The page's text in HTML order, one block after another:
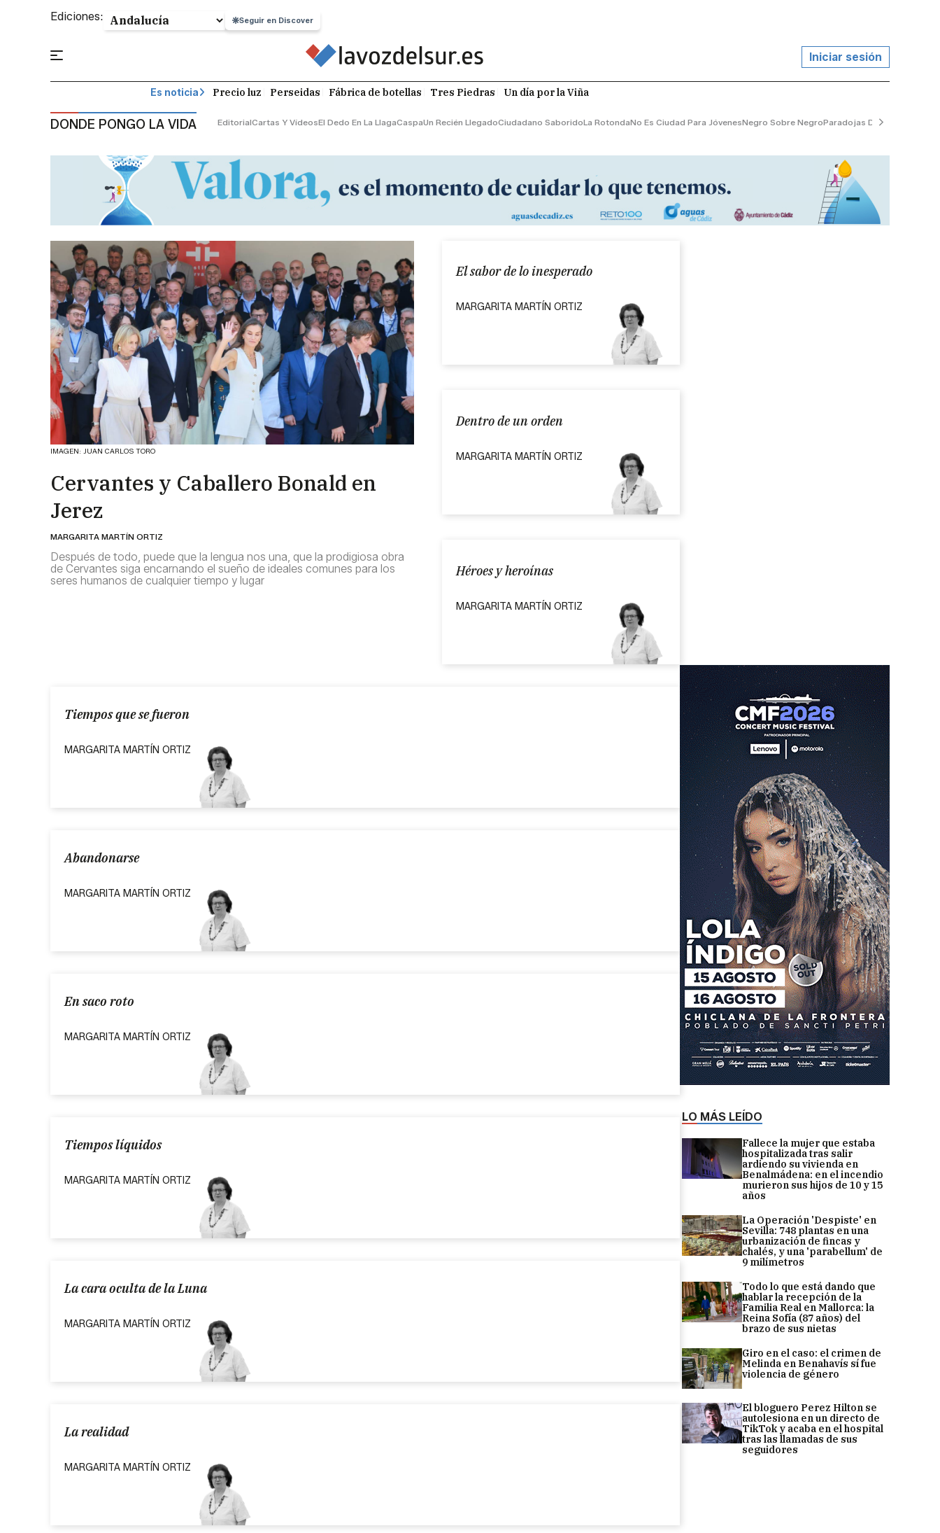
Ediciones: Seguir en Discover
Iniciar sesión
Es noticia Precio luz Perseidas Fábrica de botellas Tres Piedras Un día por la Viña
DONDE PONGO LA VIDA EditorialCartas Y VídeosEl Dedo En La LlagaCaspaUn Recién LlegadoCiudadano SaboridoLa RotondaNo Es Ciudad Para JóvenesNegro Sobre NegroParadojas De La Vida
IMAGEN: JUAN CARLOS TORO
Cervantes y Caballero Bonald en
Jerez
MARGARITA MARTÍN ORTIZ
Después de todo, puede que la lengua nos una, que la prodigiosa obra
de Cervantes siga encarnando el sueño de ideales comunes para los
seres humanos de cualquier tiempo y lugar
El sabor de lo inesperado
MARGARITA MARTÍN ORTIZ
Dentro de un orden
MARGARITA MARTÍN ORTIZ
Héroes y heroínas
MARGARITA MARTÍN ORTIZ
Tiempos que se fueron
MARGARITA MARTÍN ORTIZ
Abandonarse
MARGARITA MARTÍN ORTIZ
En saco roto
MARGARITA MARTÍN ORTIZ
Tiempos líquidos
MARGARITA MARTÍN ORTIZ
La cara oculta de la Luna
MARGARITA MARTÍN ORTIZ
La realidad
MARGARITA MARTÍN ORTIZ
LO MÁS LEÍDO
Fallece la mujer que estaba
hospitalizada tras salir
ardiendo su vivienda en
Benalmádena: en el incendio
murieron sus hijos de 10 y 15
años
La Operación 'Despiste' en
Sevilla: 748 plantas en una
urbanización de fincas y
chalés, y una 'parabellum' de
9 milímetros
Todo lo que está dando que
hablar la recepción de la
Familia Real en Mallorca: la
Reina Sofía (87 años) del
brazo de sus nietas
Giro en el caso: el crimen de
Melinda en Benahavís sí fue
violencia de género
El bloguero Perez Hilton se
autolesiona en un directo de
TikTok y acaba en el hospital
tras las llamadas de sus
seguidores